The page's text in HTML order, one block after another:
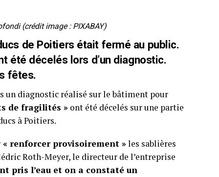
(crédit image : PIXABAY)
de Poitiers était fermé au public.
été décelés lors d’un diagnostic.
fêtes.
un diagnostic réalisé sur le bâtiment pour
de fragilités » ont été décelés sur une partie
à Poitiers.
« renforcer provisoirement »les sablières
Roth-Meyer, le directeur de l’entreprise
pris l’eau et on a constaté un